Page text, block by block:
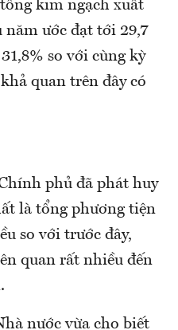
kim ngạch xuất
năm ước đạt tới 29,7
so với cùng kỳ
quan trên đây có
phủ đã phát huy
là tổng phương tiện
so với trước đây,
quan rất nhiều đến
nước vừa cho biết